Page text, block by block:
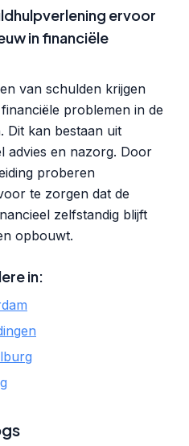
ervoor
in financiële
van schulden krijgen
problemen in de
Dit kan bestaan uit
advies en nazorg. Door
proberen
te zorgen dat de
zelfstandig blijft
opbouwt.
in: